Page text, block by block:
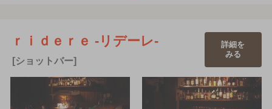
ｒｉｄｅｒｅ -リデーレ-
[ショットバー]
詳細を
みる